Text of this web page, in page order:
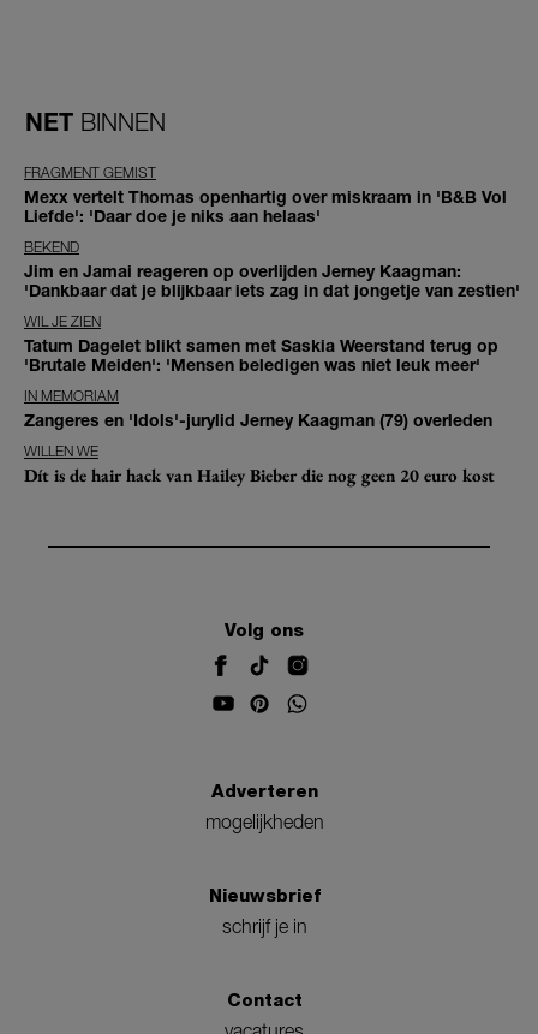
NET BINNEN
FRAGMENT GEMIST
Mexx vertelt Thomas openhartig over miskraam in 'B&B Vol
Liefde': 'Daar doe je niks aan helaas'
BEKEND
Jim en Jamai reageren op overlijden Jerney Kaagman:
'Dankbaar dat je blijkbaar iets zag in dat jongetje van zestien'
WIL JE ZIEN
Tatum Dagelet blikt samen met Saskia Weerstand terug op
'Brutale Meiden': 'Mensen beledigen was niet leuk meer'
IN MEMORIAM
Zangeres en 'Idols'-jurylid Jerney Kaagman (79) overleden
WILLEN WE
Dít is de hair hack van Hailey Bieber die nog geen 20 euro kost
Volg ons
Adverteren
mogelijkheden
Nieuwsbrief
schrijf je in
Contact